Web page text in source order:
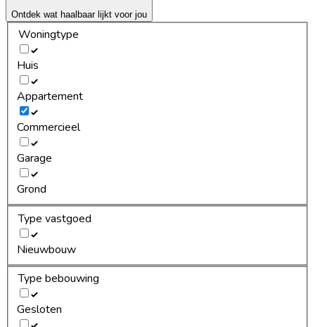
Ontdek wat haalbaar lijkt voor jou
Woningtype
Huis
Appartement
Commercieel
Garage
Grond
Type vastgoed
Nieuwbouw
Type bebouwing
Gesloten